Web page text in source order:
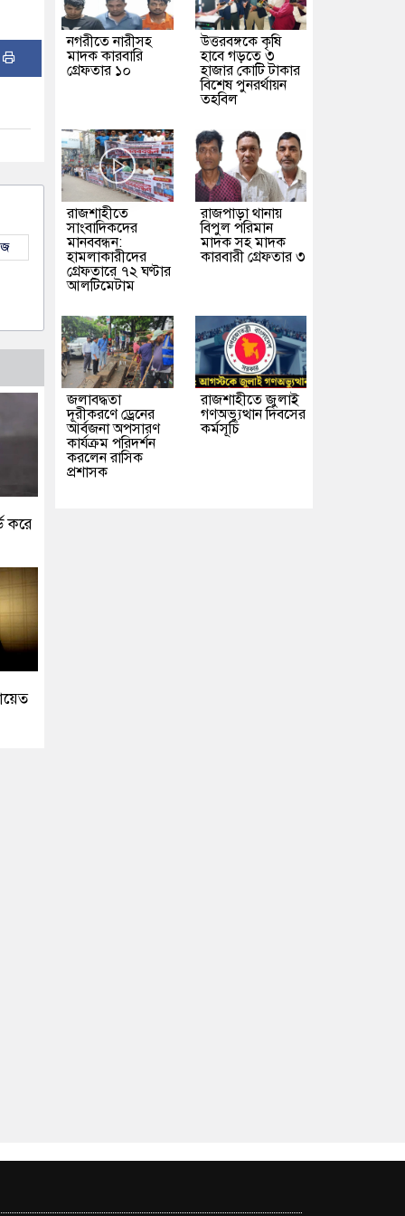
করে
নগরীতে নারীসহ
মাদক কারবারি
গ্রেফতার ১০
উত্তরবঙ্গকে কৃষি
হাবে গড়তে ৩
হাজার কোটি টাকার
বিশেষ পুনরর্থায়ন
তহবিল
রাজশাহীতে
সাংবাদিকদের
মানববন্ধন:
হামলাকারীদের
গ্রেফতারে ৭২ ঘণ্টার
আলটিমেটাম
রাজপাড়া থানায়
বিপুল পরিমান
মাদক সহ মাদক
কারবারী গ্রেফতার ৩
জলাবদ্ধতা
দূরীকরণে ড্রেনের
আর্বজনা অপসারণ
কার্যক্রম পরিদর্শন
করলেন রাসিক
প্রশাসক
রাজশাহীতে জুলাই
গণঅভ্যুত্থান দিবসের
কর্মসূচি